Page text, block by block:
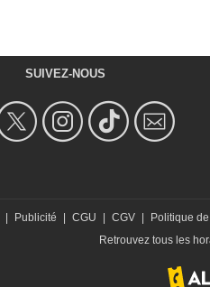
SUIVEZ-NOUS
Publicité CGU CGV Politique
Retrouvez tous les